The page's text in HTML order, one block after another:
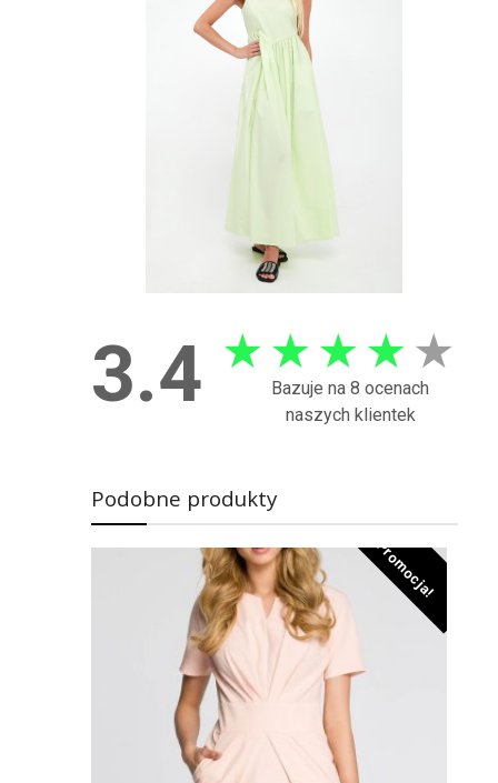
3.4 ★ ★ ★ ★ ★
Bazuje na 8 ocenach
naszych klientek
Podobne produkty
Promocja!